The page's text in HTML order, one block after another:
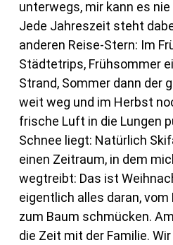
unterwegs, mir kann es
Jede Jahreszeit steht
anderen Reise-Stern: Im
Städtetrips, Frühsommer
Strand, Sommer dann der
weit weg und im Herbst
frische Luft in die Lungen
Schnee liegt: Natürlich
einen Zeitraum, in dem
wegtreibt: Das ist
eigentlich alles daran,
zum Baum schmücken.
die Zeit mit der Familie.